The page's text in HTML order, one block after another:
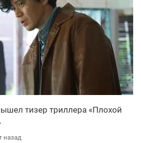
тизер триллера «Плохой
назад